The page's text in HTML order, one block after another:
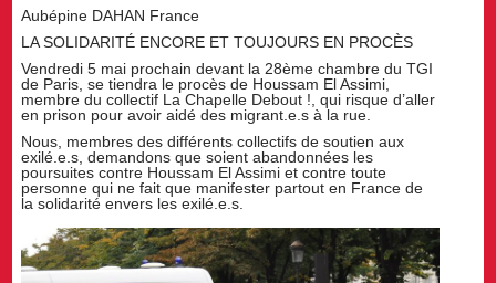
Aubépine DAHAN France
LA SOLIDARITÉ ENCORE ET TOUJOURS EN PROCÈS
Vendredi 5 mai prochain devant la 28ème chambre du TGI
de Paris, se tiendra le procès de Houssam El Assimi,
membre du collectif La Chapelle Debout !, qui risque d’aller
en prison pour avoir aidé des migrant.e.s à la rue.
Nous, membres des différents collectifs de soutien aux
exilé.e.s, demandons que soient abandonnées les
poursuites contre Houssam El Assimi et contre toute
personne qui ne fait que manifester partout en France de
la solidarité envers les exilé.e.s.